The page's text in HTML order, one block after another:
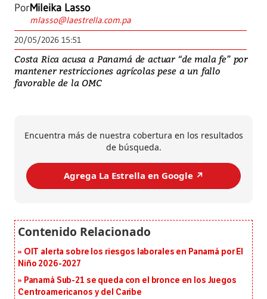
PorMileika Lasso
mlasso@laestrella.com.pa
20/05/2026 15:51
Costa Rica acusa a Panamá de actuar “de mala fe” por
mantener restricciones agrícolas pese a un fallo
favorable de la OMC
Encuentra más de nuestra cobertura en los resultados
de búsqueda.
Agrega La Estrella en Google ↗️
OIT alerta sobre los riesgos laborales en Panamá por El
Niño 2026-2027
Panamá Sub-21 se queda con el bronce en los Juegos
Centroamericanos y del Caribe